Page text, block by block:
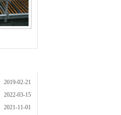
2019-02-21
2022-03-15
2021-11-01